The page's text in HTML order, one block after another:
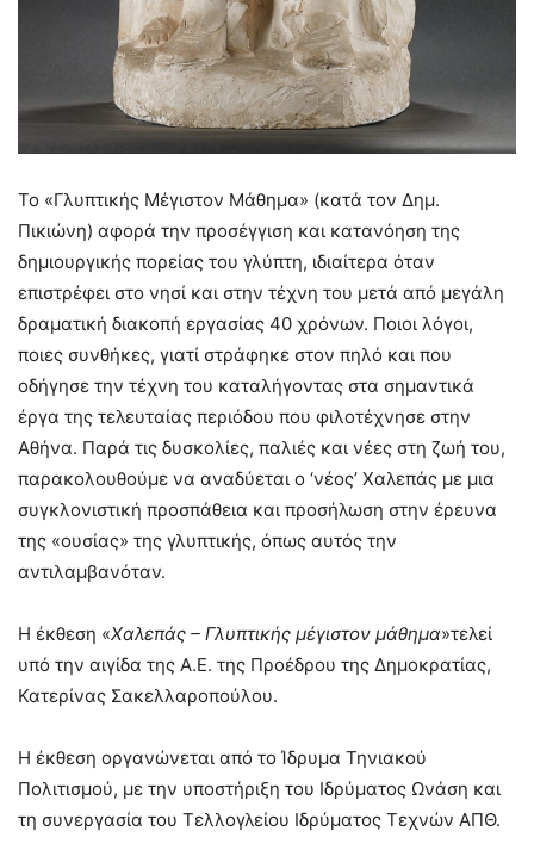
Το «Γλυπτικής Μέγιστον Μάθημα» (κατά τον Δημ.
Πικιώνη) αφορά την προσέγγιση και κατανόηση της
δημιουργικής πορείας του γλύπτη, ιδιαίτερα όταν
επιστρέφει στο νησί και στην τέχνη του μετά από μεγάλη
δραματική διακοπή εργασίας 40 χρόνων. Ποιοι λόγοι,
ποιες συνθήκες, γιατί στράφηκε στον πηλό και που
οδήγησε την τέχνη του καταλήγοντας στα σημαντικά
έργα της τελευταίας περιόδου που φιλοτέχνησε στην
Αθήνα. Παρά τις δυσκολίες, παλιές και νέες στη ζωή του,
παρακολουθούμε να αναδύεται ο ‘νέος’ Χαλεπάς με μια
συγκλονιστική προσπάθεια και προσήλωση στην έρευνα
της «ουσίας» της γλυπτικής, όπως αυτός την
αντιλαμβανόταν.
Η έκθεση «Χαλεπάς – Γλυπτικής μέγιστον μάθημα»τελεί
υπό την αιγίδα της Α.Ε. της Προέδρου της Δημοκρατίας,
Κατερίνας Σακελλαροπούλου.
Η έκθεση οργανώνεται από το Ίδρυμα Τηνιακού
Πολιτισμού, με την υποστήριξη του Ιδρύματος Ωνάση και
τη συνεργασία του Τελλογλείου Ιδρύματος Τεχνών ΑΠΘ.